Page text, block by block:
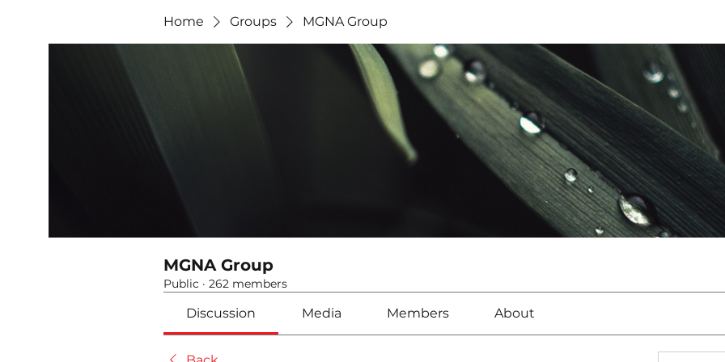
Home Groups MGNA Group
MGNA Group
Public · 262 members
Discussion Media Members About